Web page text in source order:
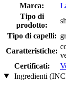
Marca:
Tipo di
prodotto:
Tipo di capelli:
Caratteristiche:
Certificati:
Ingredienti